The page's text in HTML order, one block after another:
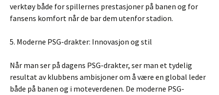
verktøy både for spillernes prestasjoner på banen og for
fansens komfort når de bar dem utenfor stadion.
5. Moderne PSG-drakter: Innovasjon og stil
Når man ser på dagens PSG-drakter, ser man et tydelig
resultat av klubbens ambisjoner om å være en global leder
både på banen og i moteverdenen. De moderne PSG-